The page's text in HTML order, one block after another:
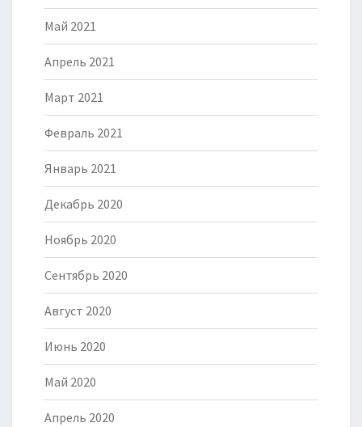
Май 2021
Апрель 2021
Март 2021
Февраль 2021
Январь 2021
Декабрь 2020
Ноябрь 2020
Сентябрь 2020
Август 2020
Июнь 2020
Май 2020
Апрель 2020